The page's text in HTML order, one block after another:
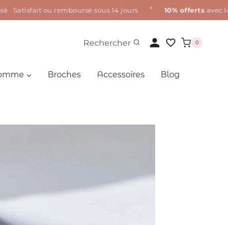
ou remboursé sous 14 jours 10% offertsavec le
Rechercher 0
Broches Accessoires Blog